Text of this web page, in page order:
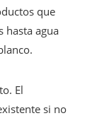
que
hasta agua
El
si no